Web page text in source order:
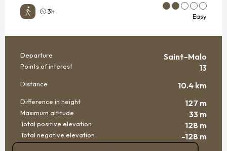
3h
Easy
PRACTICAL INFORMATION
Departure Saint-Malo
Points of interest 13
Distance 10.4 km
Difference in height 127 m
Maximum altitude 33 m
Total positive elevation 128 m
Total negative elevation
-128 m